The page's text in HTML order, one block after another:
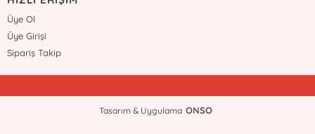
Üye Ol
Üye Girişi
Sipariş Takip
Tasarım & Uygulama ONSO